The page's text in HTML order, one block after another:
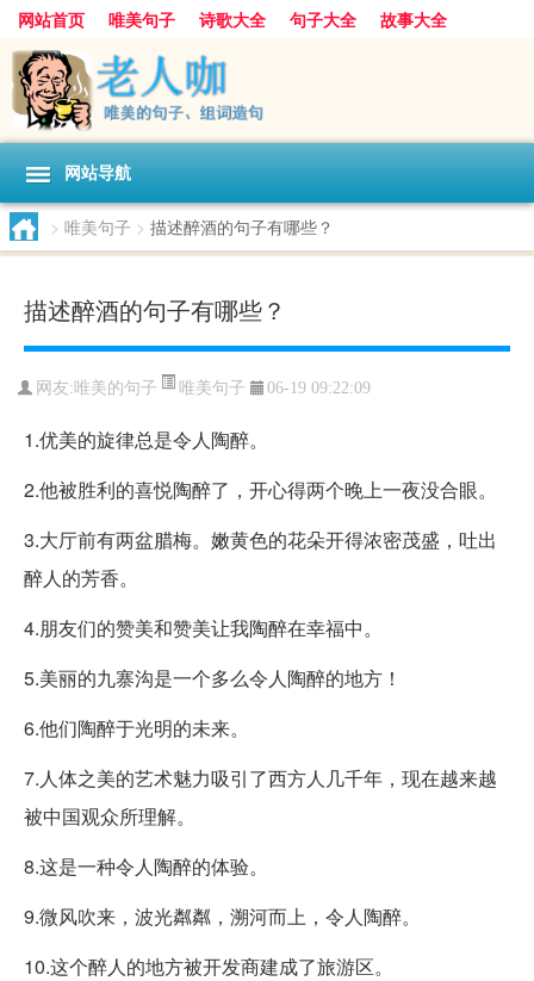
网站首页 唯美句子 诗歌大全 句子大全
故事大全
人生感悟
其他美文 美文欣赏
感人故事
句子分类
网站导航
> 唯美句子 > 描述醉酒的句子有哪些？
描述醉酒的句子有哪些？
网友: 唯美的句子 唯美句子 06-19 09:22:09
1.优美的旋律总是令人陶醉。
2.他被胜利的喜悦陶醉了，开心得两个晚上一夜没合眼。
3.大厅前有两盆腊梅。嫩黄色的花朵开得浓密茂盛，吐出
醉人的芳香。
4.朋友们的赞美和赞美让我陶醉在幸福中。
5.美丽的九寨沟是一个多么令人陶醉的地方！
6.他们陶醉于光明的未来。
7.人体之美的艺术魅力吸引了西方人几千年，现在越来越
被中国观众所理解。
8.这是一种令人陶醉的体验。
9.微风吹来，波光粼粼，溯河而上，令人陶醉。
10.这个醉人的地方被开发商建成了旅游区。